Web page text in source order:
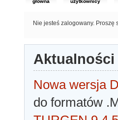
główna użytkownicy
Nie jesteś zalogowany. Proszę
Aktualności
Nowa wersja
do formatów